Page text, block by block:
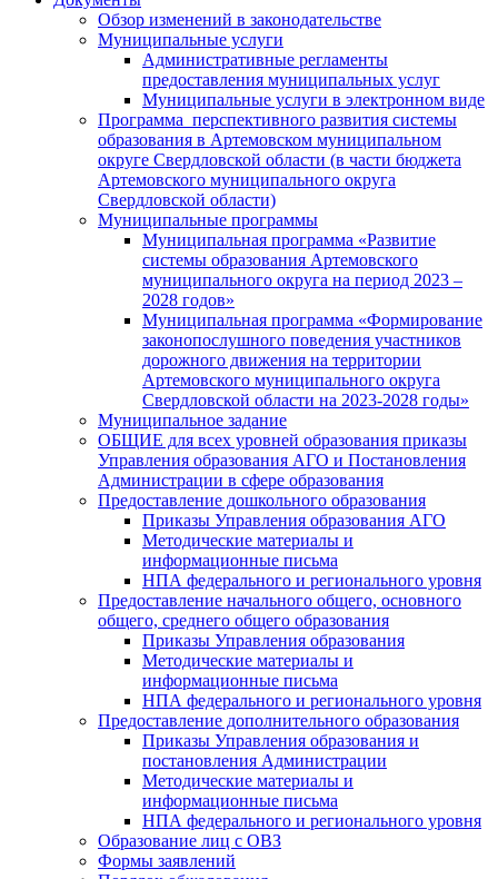
Обзор изменений в законодательстве
Муниципальные услуги
Административные регламенты
предоставления муниципальных услуг
Муниципальные услуги в электронном виде
Программа перспективного развития системы
образования в Артемовском муниципальном
округе Свердловской области (в части бюджета
Артемовского муниципального округа
Свердловской области)
Муниципальные программы
Муниципальная программа «Развитие
системы образования Артемовского
муниципального округа на период 2023 –
2028 годов»
Муниципальная программа «Формирование
законопослушного поведения участников
дорожного движения на территории
Артемовского муниципального округа
Свердловской области на 2023-2028 годы»
Муниципальное задание
ОБЩИЕ для всех уровней образования приказы
Управления образования АГО и Постановления
Администрации в сфере образования
Предоставление дошкольного образования
Приказы Управления образования АГО
Методические материалы и
информационные письма
НПА федерального и регионального уровня
Предоставление начального общего, основного
общего, среднего общего образования
Приказы Управления образования
Методические материалы и
информационные письма
НПА федерального и регионального уровня
Предоставление дополнительного образования
Приказы Управления образования и
постановления Администрации
Методические материалы и
информационные письма
НПА федерального и регионального уровня
Образование лиц с ОВЗ
Формы заявлений